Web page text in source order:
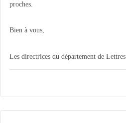
proches.
Bien à vous,
Les directrices du département de Lettres